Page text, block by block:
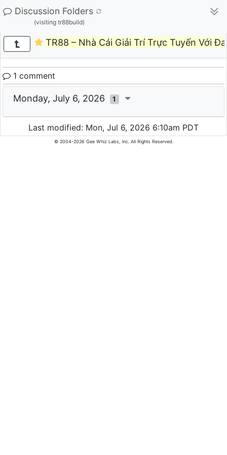
Discussion Folders
(visiting tr88build)
TR88 – Nhà Cái Giải Trí Trực Tuyến Với
1 comment
Monday, July 6, 2026 1
Last modified: Mon, Jul 6, 2026 6:10am PDT
© 2004-2026 Gee Whiz Labs, Inc. All Rights Reserved.